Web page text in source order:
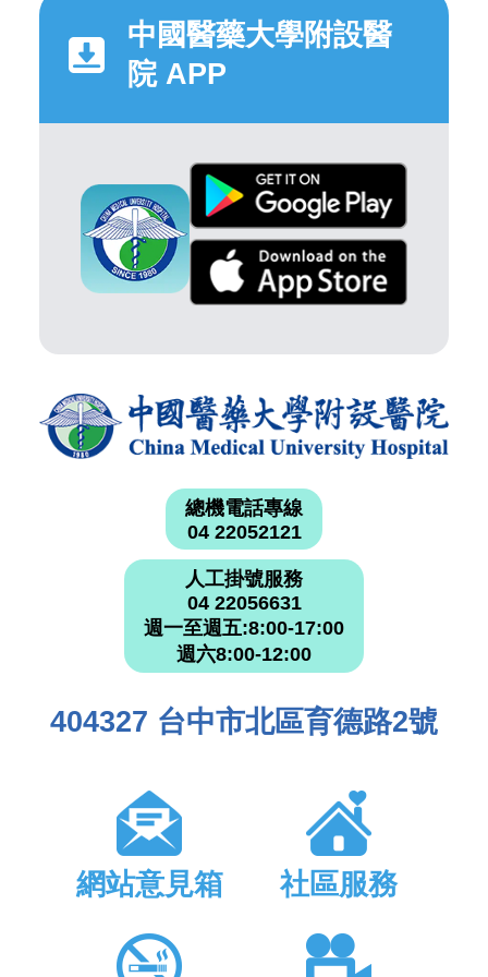
中國醫藥大學附設醫
院 APP
總機電話專線
04 22052121
人工掛號服務
04 22056631
週一至週五:8:00-17:00
週六8:00-12:00
404327 台中市北區育德路2號
網站意見箱 社區服務